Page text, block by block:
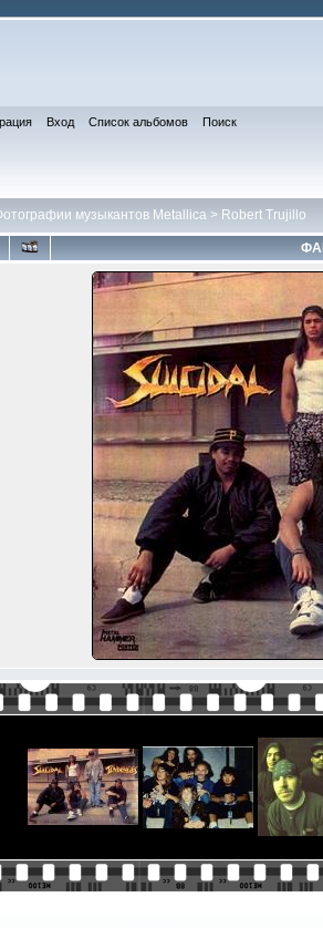
Вход Список альбомов Поиск
музыкантов Metallica > Robert Trujillo